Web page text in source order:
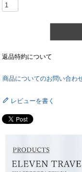
返品特約について
商品についてのお問い合わ
レビューを書く